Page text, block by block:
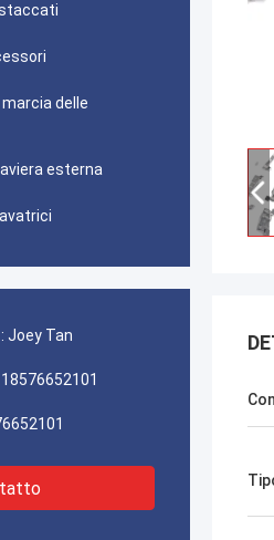
delle
esterna
Joey Tan
18576652101